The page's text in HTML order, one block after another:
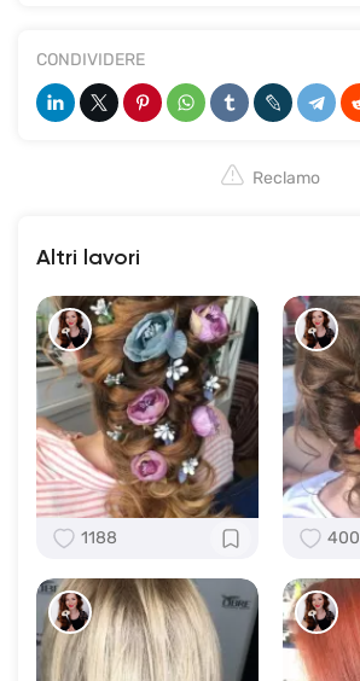
CONDIVIDERE
Reclamo
Altri lavori
1188 400